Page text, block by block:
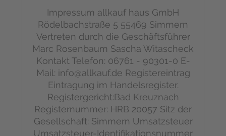
Impressum allkauf haus GmbH
Rödelbachstraße 5 55469 Simmern
Vertreten durch die Geschäftsführer
Marc Rosenbaum Sascha Witascheck
Kontakt Telefon: 06761 - 90301-0 E-
Mail: info@allkauf.de Registereintrag
Eintragung im Handelsregister.
Registergericht:Bad Kreuznach
Registernummer: HRB 20057 Sitz der
Gesellschaft: Simmern Umsatzsteuer
Umsatzsteuer-Identifikationsnummer